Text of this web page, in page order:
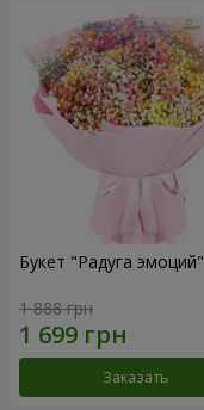
Букет "Радуга эмоций"
1 888 грн
Заказать